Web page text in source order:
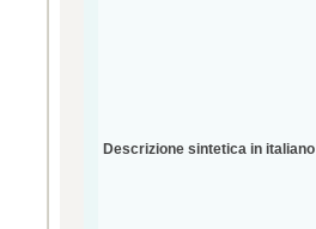
Descrizione sintetica in italiano